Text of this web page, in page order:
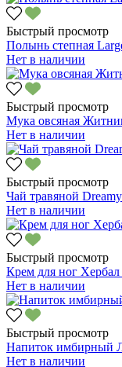
Быстрый просмотр
Полынь степная
Нет в наличии
Быстрый просмотр
Мука овсяная
Нет в наличии
Быстрый просмотр
Чай травяной
Нет в наличии
Быстрый просмотр
Крем для ног Хербал
Нет в наличии
Быстрый просмотр
Напиток имбирный
Нет в наличии